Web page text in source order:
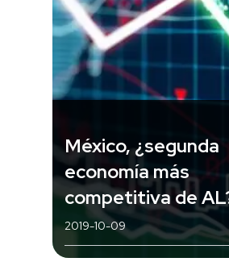
México, ¿segunda
economía más
competitiva de
2019-10-09